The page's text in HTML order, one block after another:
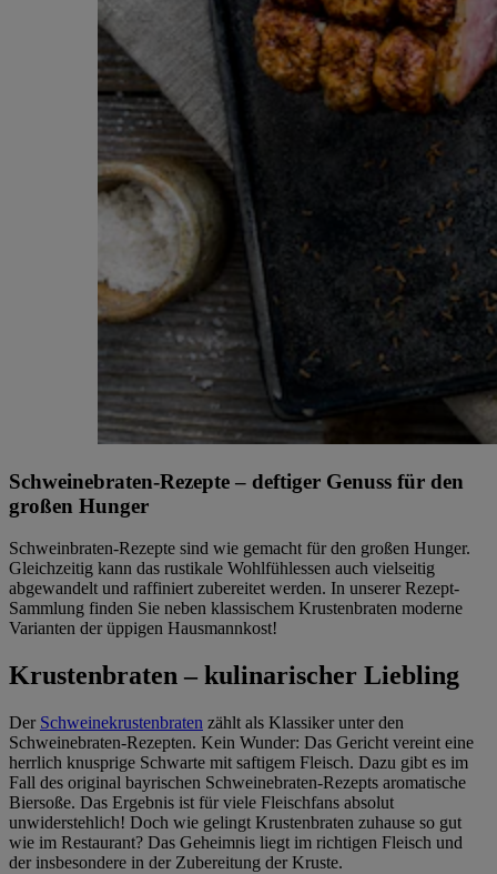
Schweinebraten-Rezepte – deftiger Genuss für den
großen Hunger
Schweinbraten-Rezepte sind wie gemacht für den großen Hunger.
Gleichzeitig kann das rustikale Wohlfühlessen auch vielseitig
abgewandelt und raffiniert zubereitet werden. In unserer Rezept-
Sammlung finden Sie neben klassischem Krustenbraten moderne
Varianten der üppigen Hausmannkost!
Krustenbraten – kulinarischer Liebling
Der Schweinekrustenbraten zählt als Klassiker unter den
Schweinebraten-Rezepten. Kein Wunder: Das Gericht vereint eine
herrlich knusprige Schwarte mit saftigem Fleisch. Dazu gibt es im
Fall des original bayrischen Schweinebraten-Rezepts aromatische
Biersoße. Das Ergebnis ist für viele Fleischfans absolut
unwiderstehlich! Doch wie gelingt Krustenbraten zuhause so gut
wie im Restaurant? Das Geheimnis liegt im richtigen Fleisch und
der insbesondere in der Zubereitung der Kruste.